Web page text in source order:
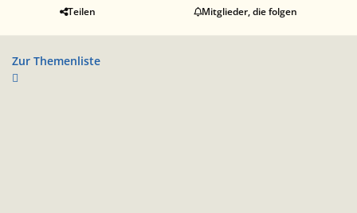
Teilen Mitglieder, die folgen
Zur Themenliste